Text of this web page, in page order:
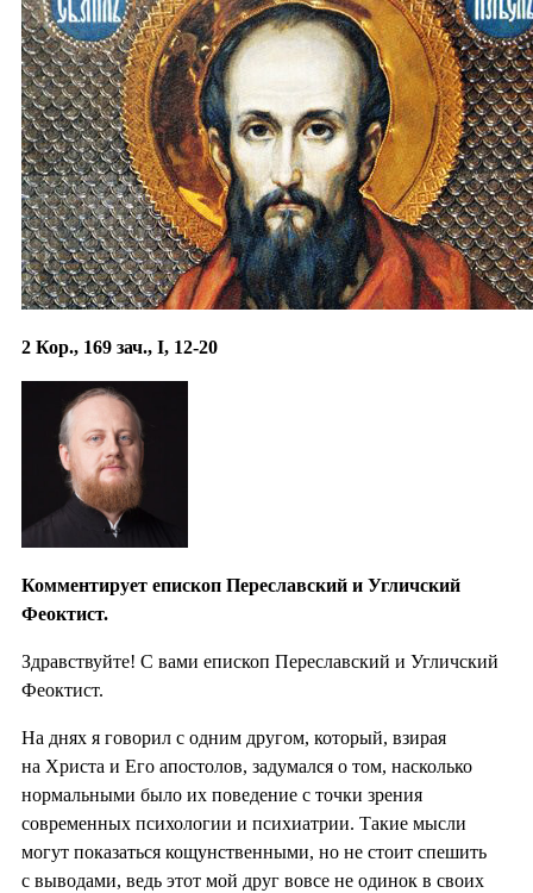
2 Кор., 169 зач., I, 12-20
Комментирует епископ Переславский и Угличский
Феоктист.
Здравствуйте! С вами епископ Переславский и Угличский
Феоктист.
На днях я говорил с одним другом, который, взирая
на Христа и Его апостолов, задумался о том, насколько
нормальными было их поведение с точки зрения
современных психологии и психиатрии. Такие мысли
могут показаться кощунственными, но не стоит спешить
с выводами, ведь этот мой друг вовсе не одинок в своих